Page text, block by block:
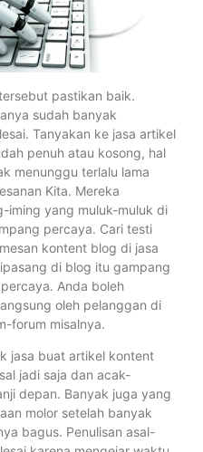
pastikan baik.
sudah banyak
Tanyakan ke jasa artikel
penuh atau kosong, hal
menunggu terlalu lama
Kita. Mereka
iming yang muluk-muluk di
percaya. Cari testi
kontent blog di jasa
di blog itu gampang
Anda boleh
oleh pelanggan di
forum misalnya.
jasa buat artikel kontent
jadi saja dan acak-
depan. Banyak juga yang
molor setelah banyak
bagus. Penulisan asal-